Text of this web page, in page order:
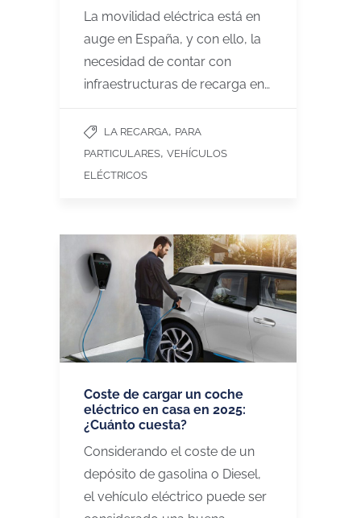
La movilidad eléctrica está en
auge en España, y con ello, la
necesidad de contar con
infraestructuras de recarga en…
LA RECARGA, PARA
PARTICULARES, VEHÍCULOS
ELÉCTRICOS
Coste de cargar un coche
eléctrico en casa en 2025:
¿Cuánto cuesta?
Considerando el coste de un
depósito de gasolina o Diesel,
el vehículo eléctrico puede ser